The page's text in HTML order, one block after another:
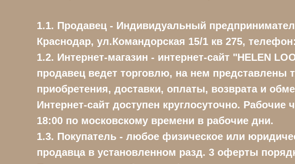
1.1. Продавец - Индивидуальный
Краснодар, ул.Командорская 15/1 кв 275,
1.2. Интернет-магазин - интернет-сайт "HELEN
продавец ведет торговлю, на нем представлены
приобретения, доставки, оплаты, возврата и
Интернет-сайт доступен круглосуточно.
18:00 по московскому времени в рабочие дни.
1.3. Покупатель - любое физическое или
продавца в установленном разд. 3 оферты